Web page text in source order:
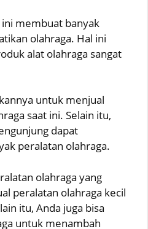
membuat banyak
olahraga. Hal ini
alat olahraga sangat
untuk menjual
saat ini. Selain itu,
dapat
peralatan olahraga.
olahraga yang
peralatan olahraga kecil
itu, Anda juga bisa
untuk menambah